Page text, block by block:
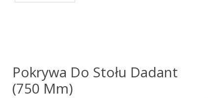
Pokrywa Do Stołu Dadant
(750 Mm)